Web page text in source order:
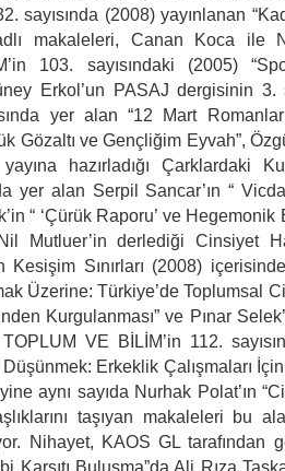
sayısında (2008) yayınlanan
makaleleri, Canan Koca ile
103. sayısındaki (2005)
Erkol’un PASAJ dergisinin 3.
yer alan “12 Mart
Gözaltı ve Gençliğim Eyvah”,
hazırladığı Çarklardaki
yer alan Serpil Sancar’ın “
“ ‘Çürük Raporu’ ve Hegemonik
Mutluer’in derlediği Cinsiyet
Kesişim Sınırları (2008)
Üzerine: Türkiye’de Toplumsal
Kurgulanması” ve Pınar
VE BİLİM’in 112.
Erkeklik Çalışmaları
aynı sayıda Nurhak Polat’ın
taşıyan makaleleri bu
Nihayet, KAOS GL tarafından
Karşıtı Buluşma”da Ali Rıza